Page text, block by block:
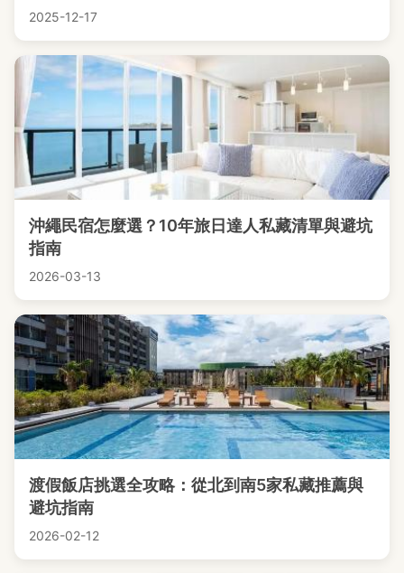
2025-12-17
沖繩民宿怎麼選？10年旅日達人私藏清單與避坑
指南
2026-03-13
渡假飯店挑選全攻略：從北到南5家私藏推薦與
避坑指南
2026-02-12